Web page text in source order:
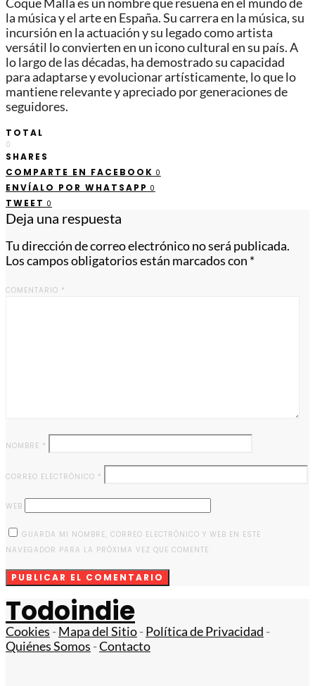
Coque Malla es un nombre que resuena en el mundo de
la música y el arte en España. Su carrera en la música, su
incursión en la actuación y su legado como artista
versátil lo convierten en un icono cultural en su país. A
lo largo de las décadas, ha demostrado su capacidad
para adaptarse y evolucionar artísticamente, lo que lo
mantiene relevante y apreciado por generaciones de
seguidores.
TOTAL
0
SHARES
COMPARTE EN FACEBOOK 0
ENVÍALO POR WHATSAPP 0
TWEET 0
Deja una respuesta
Tu dirección de correo electrónico no será publicada.
Los campos obligatorios están marcados con *
COMENTARIO *
NOMBRE *
CORREO ELECTRÓNICO *
WEB
GUARDA MI NOMBRE, CORREO ELECTRÓNICO Y WEB EN ESTE
NAVEGADOR PARA LA PRÓXIMA VEZ QUE COMENTE.
Todoindie
Cookies -Mapa del Sitio-Política de Privacidad -
Quiénes Somos -Contacto